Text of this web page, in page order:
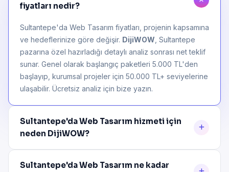
fiyatları nedir?
Sultantepe'da Web Tasarım fiyatları, projenin kapsamına
ve hedeflerinize göre değişir. DijiWOW , Sultantepe
pazarına özel hazırladığı detaylı analiz sonrası net teklif
sunar. Genel olarak başlangıç paketleri 5.000 TL'den
başlayıp, kurumsal projeler için 50.000 TL+ seviyelerine
ulaşabilir. Ücretsiz analiz için bize yazın.
Sultantepe'da Web Tasarım hizmeti için
neden DijiWOW?
Sultantepe'da Web Tasarım ne kadar